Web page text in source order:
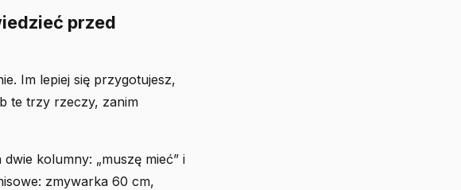
przed
Im lepiej się przygotujesz,
te trzy rzeczy, zanim
kolumny: „muszę mieć” i
zmywarka 60 cm,